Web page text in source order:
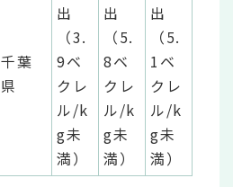
千葉
県
出
（3.
9ベ
クレ
ル/k
g未
満）
出
（5.
8ベ
クレ
ル/k
g未
満）
出
（5.
1ベ
クレ
ル/k
g未
満）